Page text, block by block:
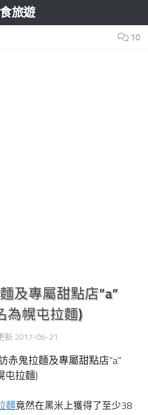
旅遊
10
及專屬甜點店”a”
為幌屯拉麵)
新 2017-06-21
赤鬼拉麵及專屬甜點店”a”
屯拉麵)
麵竟然在黑米上獲得了至少38